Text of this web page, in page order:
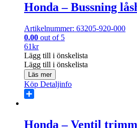
Honda – Bussning
Artikelnummer: 63205-920-000
0.00 out of 5
61kr
Lägg till i önskelista
Lägg till i önskelista
Läs mer
Köp Detaljinfo
Honda – Ventil